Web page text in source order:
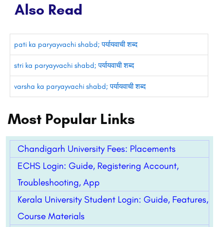
Also Read
pati ka paryayvachi shabd; पर्यायवाची शब्द
stri ka paryayvachi shabd; पर्यायवाची शब्द
varsha ka paryayvachi shabd; पर्यायवाची शब्द
Most Popular Links
Chandigarh University Fees: Placements
ECHS Login: Guide, Registering Account,
Troubleshooting, App
Kerala University Student Login: Guide, Features,
Course Materials